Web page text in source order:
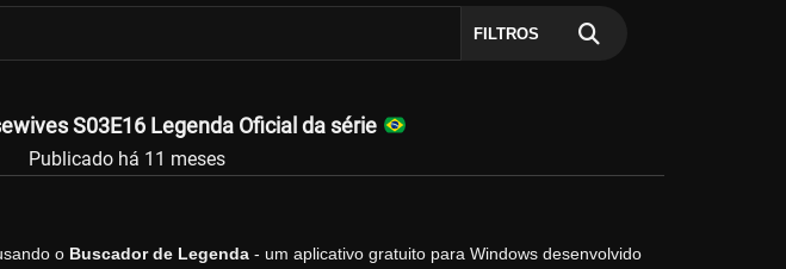
FILTROS
S03E16 Legenda Oficial da série
Publicado há 11 meses
o Buscador de Legenda - um aplicativo gratuito para Windows desenvolvido